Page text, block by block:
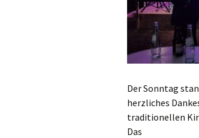
Der Sonntag
herzliches
traditionellen
Das